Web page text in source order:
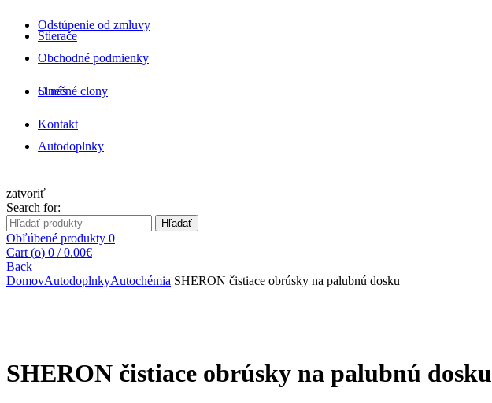
Odstúpenie od zmluvy
Obchodné podmienky
O nás
Kontakt
Stierače
Slnečné clony
Autodoplnky
zatvoriť
Search for:
Hľadať
Obľúbené produkty 0
Cart (o) 0 / 0.00€
Back
DomovAutodoplnkyAutochémia SHERON čistiace obrúsky na palubnú dosku
SHERON čistiace obrúsky na palubnú dosku